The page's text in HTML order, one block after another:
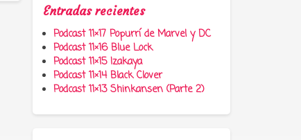
Entradas recientes
Podcast 11×17 Popurrí de Marvel y DC
Podcast 11×16 Blue Lock
Podcast 11×15 Izakaya
Podcast 11×14 Black Clover
Podcast 11×13 Shinkansen (Parte 2)